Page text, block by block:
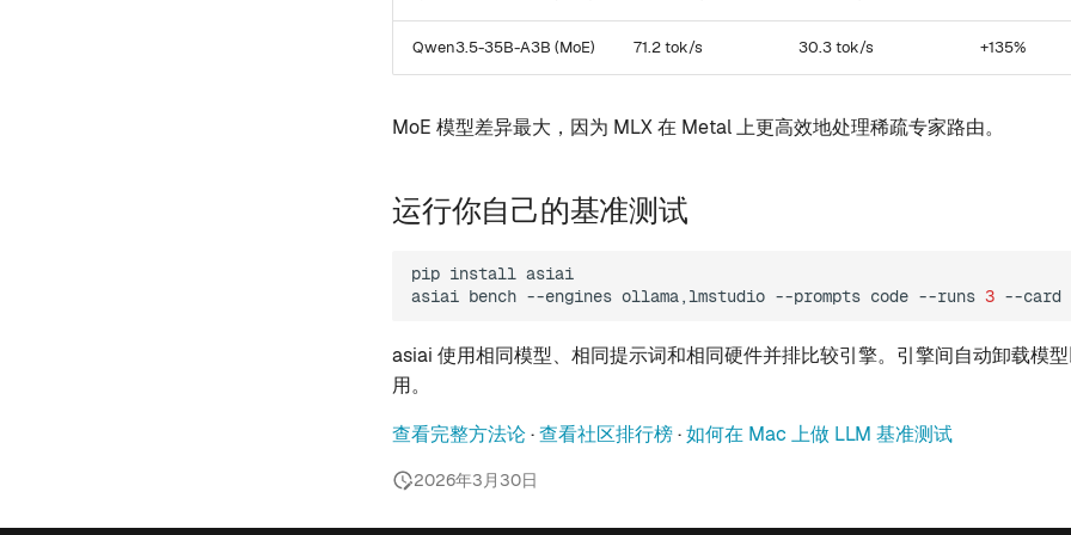
Qwen3.5-35B-A3B (MoE) 71.2 tok/s 30.3 tok/s +135%
MoE 模型差异最大，因为 MLX 在 Metal 上更高效地处理稀疏专家路由。
运行你自己的基准测试
pip install asiai
asiai bench --engines ollama,lmstudio --prompts code --runs 3
asiai 使用相同模型、相同提示词和相同硬件并排比较引擎。引擎间自动卸载模
用。
查看完整方法论·查看社区排行榜·如何在 Mac 上做 LLM 基准测试
2026年3月30日